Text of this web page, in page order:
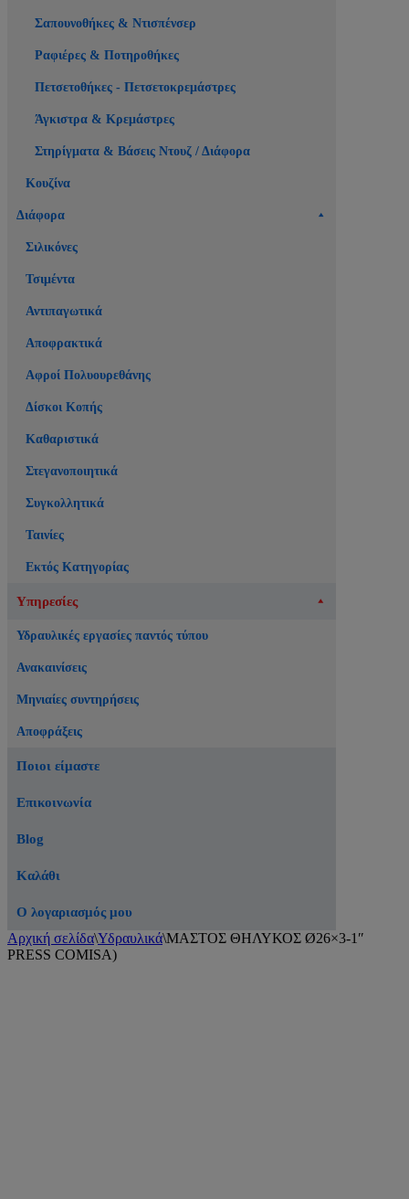
Σαπουνοθήκες & Ντισπένσερ
Ραφιέρες & Ποτηροθήκες
Πετσετοθήκες - Πετσετοκρεμάστρες
Άγκιστρα & Κρεμάστρες
Στηρίγματα & Βάσεις Ντουζ / Διάφορα
Κουζίνα
Διάφορα
Σιλικόνες
Τσιμέντα
Αντιπαγωτικά
Αποφρακτικά
Αφροί Πολυουρεθάνης
Δίσκοι Κοπής
Καθαριστικά
Στεγανοποιητικά
Συγκολλητικά
Ταινίες
Εκτός Κατηγορίας
Υπηρεσίες
Υδραυλικές εργασίες παντός τύπου
Ανακαινίσεις
Μηνιαίες συντηρήσεις
Αποφράξεις
Ποιοι είμαστε
Επικοινωνία
Blog
Καλάθι
Ο λογαριασμός μου
Αρχική σελίδα\Υδραυλικά\ΜΑΣΤΟΣ ΘΗΛΥΚΟΣ Ø26×3-1″
PRESS COMISA)